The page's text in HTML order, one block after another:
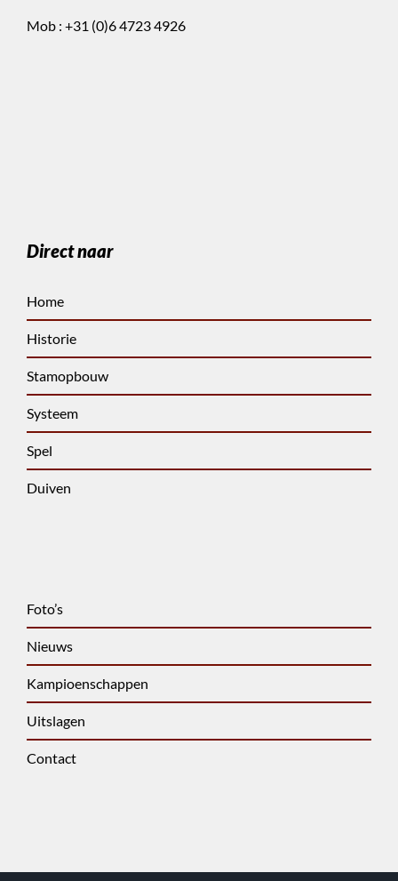
Mob : +31 (0)6 4723 4926
Direct naar
Home
Historie
Stamopbouw
Systeem
Spel
Duiven
Foto’s
Nieuws
Kampioenschappen
Uitslagen
Contact